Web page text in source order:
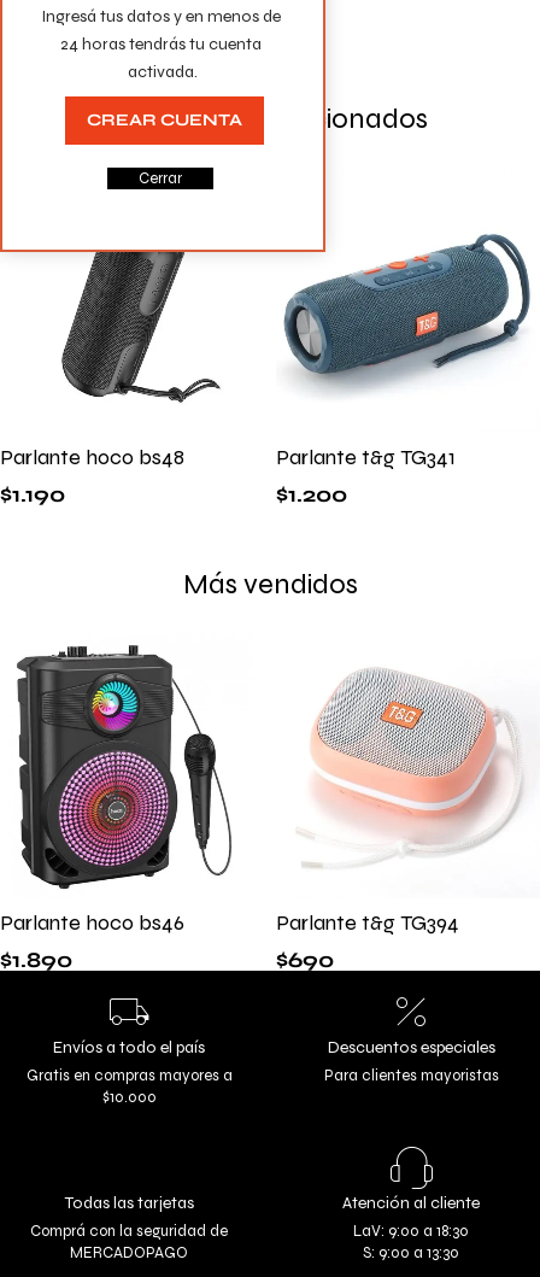
Productos Relacionados
Parlante hoco bs48
$1.190
Parlante t&g TG341
$1.200
Más vendidos
Parlante hoco bs46
$1.890
Parlante t&g TG394
$690
Envíos a todo el país
Gratis en compras mayores a
$10.000
Descuentos especiales
Para clientes mayoristas
Todas las tarjetas
Comprá con la seguridad de
MERCADOPAGO
Atención al cliente
LaV: 9:00 a 18:30
S: 9:00 a 13:30
Ingresá tus datos y en menos de
24 horas tendrás tu cuenta
activada.
CREAR CUENTA
Cerrar